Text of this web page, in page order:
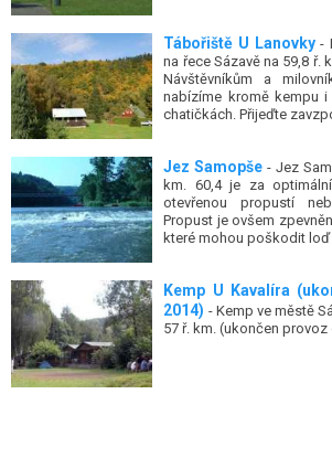
Tábořiště U Lanovky-
na řece Sázavě na 59,8 ř.
Návštěvníkům a
nabízíme kromě kempu
chatičkách. Přijeďte
Jez Samopše - Jez
km. 60,4 je za
otevřenou propustí
Propust je ovšem
které mohou poškodit
Kemp U Kavalíra
2014) - Kemp ve městě
57 ř. km. (ukončen provoz